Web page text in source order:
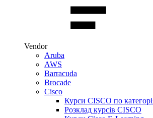
Vendor
Aruba
AWS
Barracuda
Brocade
Cisco
Курси CISCO по
Розклад курсів CISCO